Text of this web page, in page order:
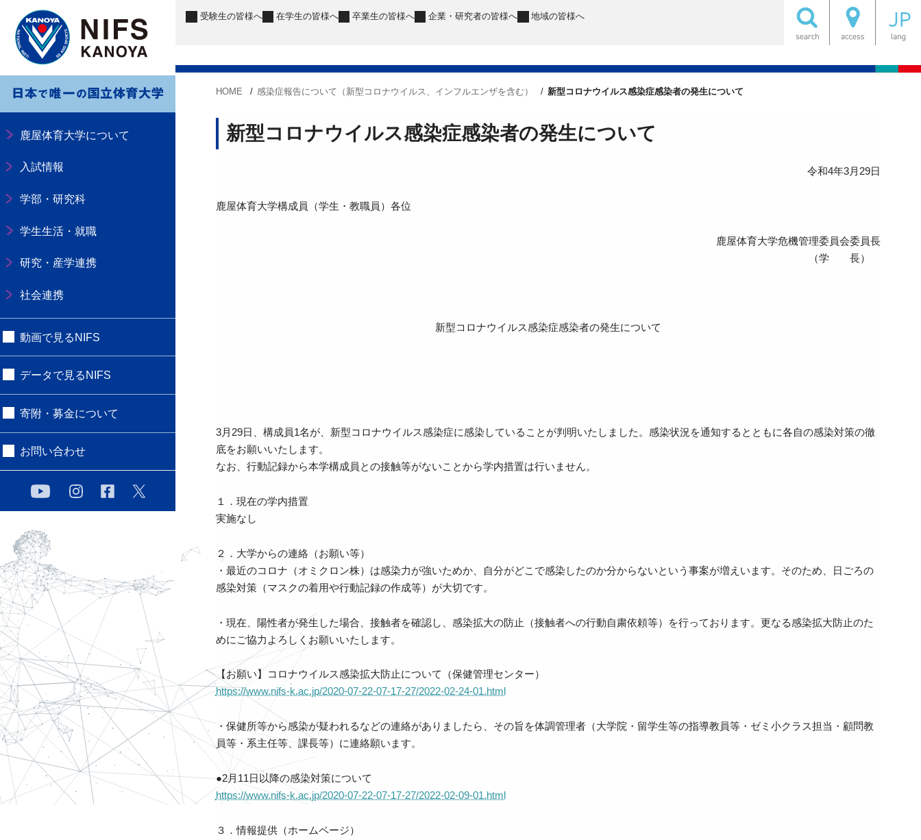
鹿屋体育大学について
入試情報
学部・研究科
学生生活・就職
研究・産学連携
社会連携
動画で見るNIFS
データで見るNIFS
寄附・募金について
お問い合わせ
受験生の皆様へ 在学生の皆様へ 卒業生の皆様へ 企業・研究者の皆様へ 地域の皆様へ
HOME 感染症報告について（新型コロナウイルス、インフルエンザを含む） 新型コロナウイルス感染症感染者の発生について
新型コロナウイルス感染症感染者の発生について
令和4年3月29日
鹿屋体育大学構成員（学生・教職員）各位
鹿屋体育大学危機管理委員会委員長
（学 長）
新型コロナウイルス感染症感染者の発生について
3月29日、構成員1名が、新型コロナウイルス感染症に感染していることが判明いたしました。感染状況を通知するとともに各自の感染対策の徹
底をお願いいたします。
なお、行動記録から本学構成員との接触等がないことから学内措置は行いません。
１．現在の学内措置
実施なし
２．大学からの連絡（お願い等）
・最近のコロナ（オミクロン株）は感染力が強いためか、自分がどこで感染したのか分からないという事案が増えいます。そのため、日ごろの
感染対策（マスクの着用や行動記録の作成等）が大切です。
・現在、陽性者が発生した場合、接触者を確認し、感染拡大の防止（接触者への行動自粛依頼等）を行っております。更なる感染拡大防止のた
めにご協力よろしくお願いいたします。
【お願い】コロナウイルス感染拡大防止について（保健管理センター）
https://www.nifs-k.ac.jp/2020-07-22-07-17-27/2022-02-24-01.html
・保健所等から感染が疑われるなどの連絡がありましたら、その旨を体調管理者（大学院・留学生等の指導教員等・ゼミ小クラス担当・顧問教
員等・系主任等、課長等）に連絡願います。
●2月11日以降の感染対策について
https://www.nifs-k.ac.jp/2020-07-22-07-17-27/2022-02-09-01.html
３．情報提供（ホームページ）